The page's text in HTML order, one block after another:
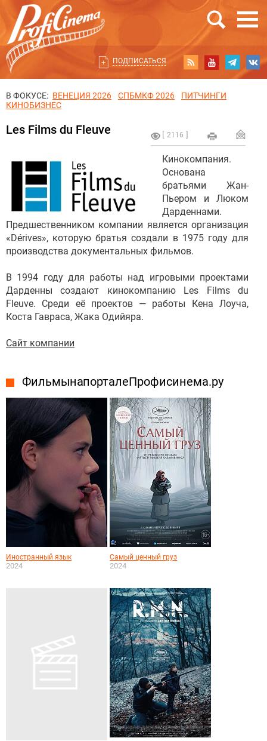
ПОДПИСАТЬСЯ
В ФОКУСЕ: ВЕНЕЦИЯ 2026 СПБМКФ 2026
ПИТЧИНГИ
КИНОБИЗНЕС
2116
Les Films du Fleuve
Кинокомпания.
Основана
братьями Жан-
Пьером и Люком
Дарденнами.
Предшественником компании является организация
«Dérives», которую братья создали в 1975 году для
производства документальных фильмов.
В 1994 году для работы над игровыми проектами
Дарденны создают кинокомпанию Les Films du
Fleuve. Среди её проектов — работы Кена Лоуча,
Коста Гавраса, Жака Одийяра.
Сайт компании
Фильмы на портале Профисинема.ру
Иностранный язык
2024
Самый ценный груз
2024